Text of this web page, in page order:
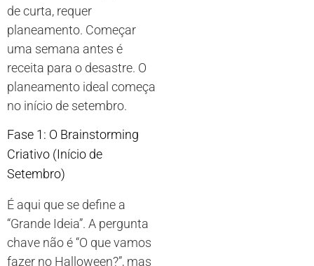
de curta, requer
planeamento. Começar
uma semana antes é
receita para o desastre. O
planeamento ideal começa
no início de setembro.
Fase 1: O Brainstorming
Criativo (Início de
Setembro)
É aqui que se define a
“Grande Ideia”. A pergunta
chave não é “O que vamos
fazer no Halloween?”, mas